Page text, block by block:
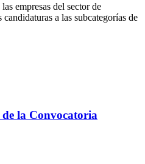
las empresas del sector de
a las subcategorías de
de la Convocatoria